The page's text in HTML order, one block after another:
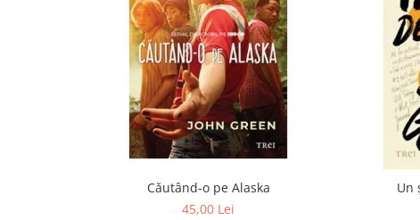
Căutând-o pe Alaska
45,00 Lei
Un